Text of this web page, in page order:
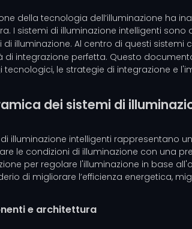
della tecnologia dell’illuminazione ha
I sistemi di illuminazione intelligenti
di illuminazione. Al centro di questi
di integrazione perfetta. Questo
tecnologici, le strategie di integrazione e
dei sistemi di
illuminazione intelligenti rappresentano
le condizioni di illuminazione con una
per regolare l'illuminazione in base
di migliorare l’efficienza energetica,
e architettura